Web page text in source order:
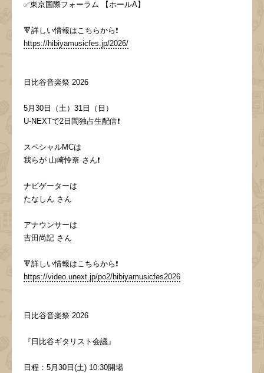
✅東京国際フォーラム 【ホールA】
🔻詳しい情報はこちらから❗️
https://hibiyamusicfes.jp/2026/
日比谷音楽祭 2026
5月30日（土）31日（日）
U-NEXTで2日間独占生配信❗️
スペシャルMCは
我らが 山崎怜奈 さん❗️
ナビゲーターは
たなしん さん
アナウンサーは
吉田尚記 さん
🔻詳しい情報はこちらから❗️
https://video.unext.jp/po2/hibiyamusicfes2026
日比谷音楽祭 2026
『日比谷ギタリスト会議』
日程：5月30日(土) 10:30開場